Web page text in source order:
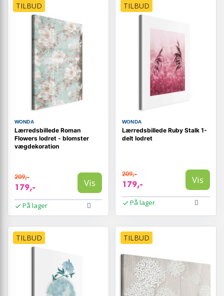
TILBUD
WONDA
Lærredsbillede Roman
Flowers lodret - blomster
vægdekoration
209,-
179,- Vis
På lager
TILBUD
WONDA
Lærredsbillede Ruby Stalk 1-
delt lodret
209,-
179,- Vis
På lager
TILBUD TILBUD